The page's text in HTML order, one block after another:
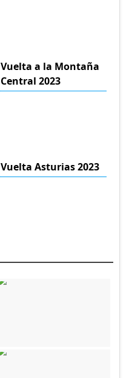
Vuelta a la Montaña
Central 2023
Vuelta Asturias 2023